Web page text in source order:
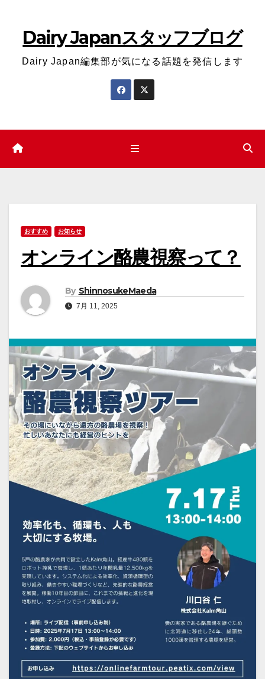
キ
プ
Dairy Japanスタッフブログ
Dairy Japan編集部が気になる話題を発信します
おすすめ お知らせ
オンライン酪農視察って？
By ShinnosukeMaeda
7月 11, 2025